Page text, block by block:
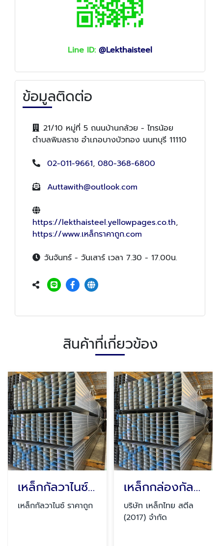
Line ID: @Lekthaisteel
ข้อมูลติดต่อ
21/10 หมู่ที่ 5 ถนนบ้านกล้วย - ไทรน้อย
ตำบลพิมลราช อำเภอบางบัวทอง นนทบุรี 11110
02-011-9661, 080-368-6800
Auttawith@outlook.com
https://lekthaisteel.yellowpages.co.th,
https://www.เหล็กราคาถูก.com
วันจันทร์ - วันเสาร์ เวลา 7.30 - 17.00น.
สินค้าที่เกี่ยวข้อง
เหล็กกัลวาไนซ์ ราคาถูก
เหล็กกัลวาไนซ์ ราคาถูก
เหล็กกล่องกัลวาไนซ์ ราคาถูกมาตรฐาน มอก.
บริษัท เหล็กไทย สตีล
(2017) จำกัด